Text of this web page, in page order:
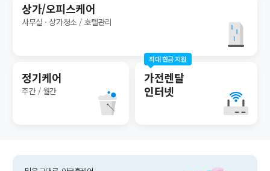
상가/오피스케어
사무실 · 상가청소 / 호텔관리
정기케어
주간 / 월간
최대 현금 지원
가전렌탈
인터넷